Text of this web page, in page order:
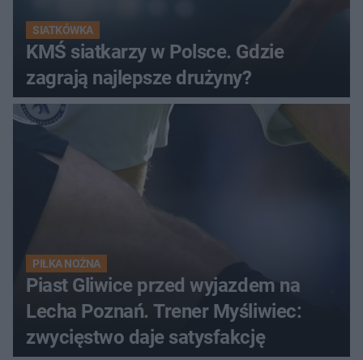
SIATKÓWKA
KMŚ siatkarzy w Polsce. Gdzie
zagrają najlepsze drużyny?
PIŁKA NOŻNA
Piast Gliwice przed wyjazdem na
Lecha Poznań. Trener Myśliwiec:
zwycięstwo daje satysfakcję